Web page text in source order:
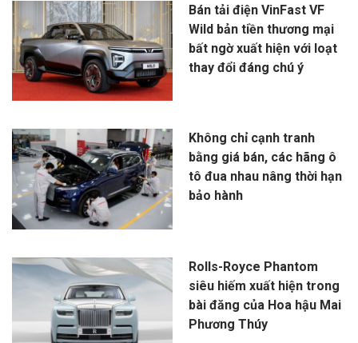
Bán tải điện VinFast VF
Wild bản tiền thương mại
bất ngờ xuất hiện với loạt
thay đổi đáng chú ý
Không chỉ cạnh tranh
bằng giá bán, các hãng ô
tô đua nhau nâng thời hạn
bảo hành
Rolls-Royce Phantom
siêu hiếm xuất hiện trong
bài đăng của Hoa hậu Mai
Phương Thúy